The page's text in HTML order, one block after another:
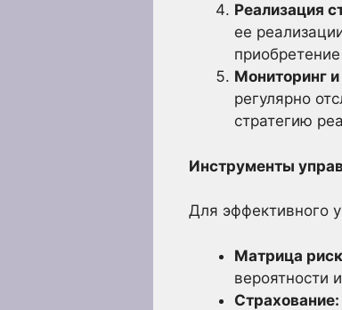
Реализация
ее
Мониторинг
регулярно
стратегию
Инструменты
Для эффективного
Матрица
вероятности
Страхование: